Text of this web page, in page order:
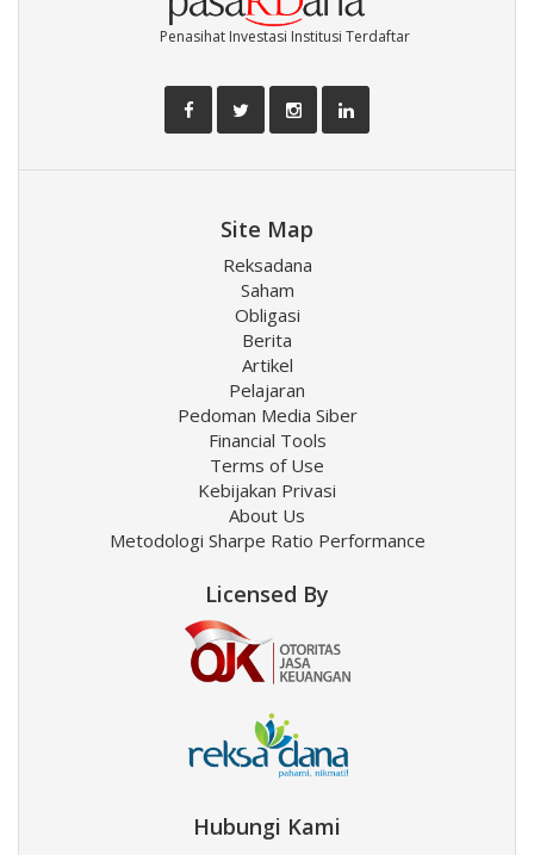
Penasihat Investasi Institusi Terdaftar
Site Map
Reksadana
Saham
Obligasi
Berita
Artikel
Pelajaran
Pedoman Media Siber
Financial Tools
Terms of Use
Kebijakan Privasi
About Us
Metodologi Sharpe Ratio Performance
Licensed By
Hubungi Kami